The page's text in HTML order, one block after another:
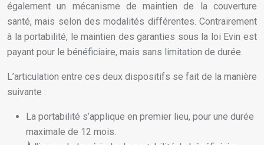
également un mécanisme de maintien de la couverture
santé, mais selon des modalités différentes. Contrairement
à la portabilité, le maintien des garanties sous la loi Evin est
payant pour le bénéficiaire, mais sans limitation de durée.
L’articulation entre ces deux dispositifs se fait de la manière
suivante :
La portabilité s’applique en premier lieu, pour une durée
maximale de 12 mois.